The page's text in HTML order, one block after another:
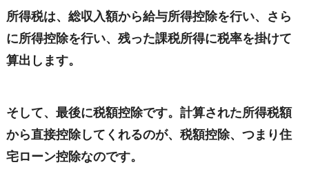
所得税は、総収入額から給与所得控除を行い、さら
に所得控除を行い、残った課税所得に税率を掛けて
算出します。
そして、最後に税額控除です。計算された所得税額
から直接控除してくれるのが、税額控除、つまり住
宅ローン控除なのです。